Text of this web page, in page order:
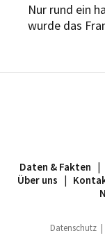
Nur rund ein
wurde das
Daten & Fakten |
Über uns |
Datenschutz |